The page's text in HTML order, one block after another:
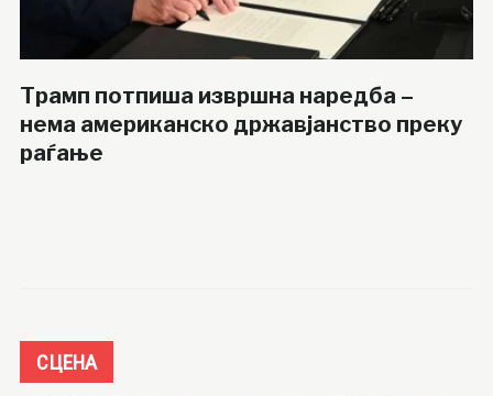
Трамп потпиша извршна наредба –
нема американско државјанство преку
раѓање
СЦЕНА